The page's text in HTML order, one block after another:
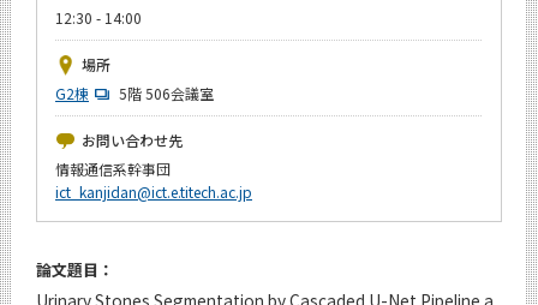
12:30 - 14:00
場所
G2棟
5階 506会議室
お問い合わせ先
情報通信系幹事団
ict_kanjidan@ict.e.titech.ac.jp
論文題目：
Urinary Stones Segmentation by Cascaded U-Net Pipeline a
イベントカレンダー
Event Calendar
今後のイベント
今後の課程別イベント
年別アーカイブ
サイト構成